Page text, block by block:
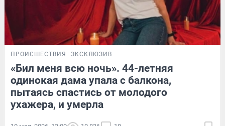
ПРОИСШЕСТВИЯ ЭКСКЛЮЗИВ
«Бил меня всю ночь». 44-летняя
одинокая дама упала с балкона,
пытаясь спастись от молодого
ухажера, и умерла